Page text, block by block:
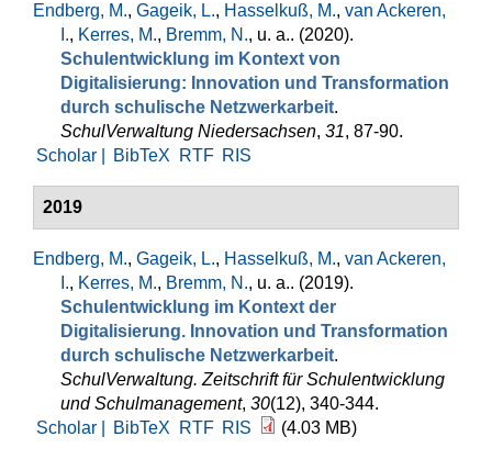
Endberg, M., Gageik, L., Hasselkuß, M., van Ackeren,
I., Kerres, M., Bremm, N., u. a.. (2020).
Schulentwicklung im Kontext von
Digitalisierung: Innovation und Transformation
durch schulische Netzwerkarbeit.
SchulVerwaltung Niedersachsen, 31, 87-90.
Scholar |
BibTeX RTF RIS
2019
Endberg, M., Gageik, L., Hasselkuß, M., van Ackeren,
I., Kerres, M., Bremm, N., u. a.. (2019).
Schulentwicklung im Kontext der
Digitalisierung. Innovation und Transformation
durch schulische Netzwerkarbeit.
SchulVerwaltung. Zeitschrift für Schulentwicklung
und Schulmanagement, 30(12), 340-344.
Scholar |
BibTeX RTF RIS (4.03 MB)